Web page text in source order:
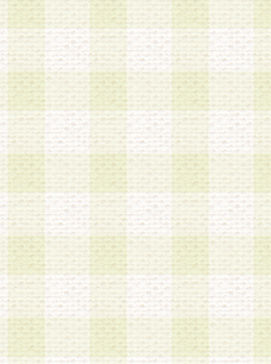
情報に含まれる氏名・住所
識別できる情報を当社が別
づき適切に取り扱うものとし
下の各号に定める目的に利
以外の目的で個人情報を利
たうえで利用するものとし
たは運営
礼、景品、調査サンプル品
ール等の問い合わせなどへ
する業務